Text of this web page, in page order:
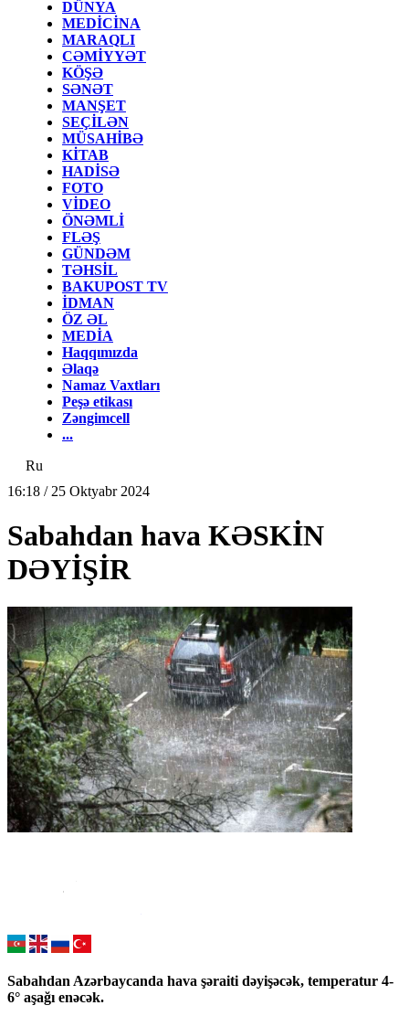
DÜNYA
MEDİCİNA
MARAQLI
CƏMİYYƏT
KÖŞƏ
SƏNƏT
MANŞET
SEÇİLƏN
MÜSAHİBƏ
KİTAB
HADİSƏ
FOTO
VİDEO
ÖNƏMLİ
FLƏŞ
GÜNDƏM
TƏHSİL
BAKUPOST TV
İDMAN
ÖZ ƏL
MEDİA
Haqqımızda
Əlaqə
Namaz Vaxtları
Peşə etikası
Zəngimcell
...
Ru
16:18 / 25 Oktyabr 2024
Sabahdan hava KƏSKİN
DƏYİŞİR
Sabahdan Azərbaycanda hava şəraiti dəyişəcək, temperatur 4-
6° aşağı enəcək.